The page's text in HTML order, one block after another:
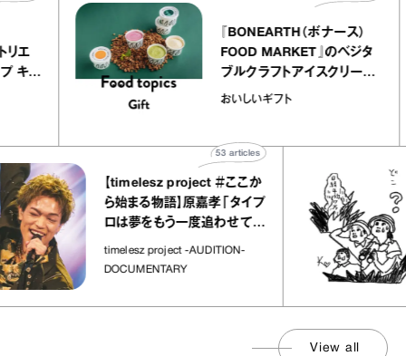
ー アトリエ
クレープ キャ
『BONEARTH（ボナース）
FOOD MARKET』のベジ
ブルクラフトアイスクリー
｜真野知子の「おいしい
おいしいギフト
【timelesz project ＃ここか
ら始まる物語】原嘉孝「タイプ
ロは夢をもう一度追わせてく
れた場所」
timelesz project -AUDITION-
DOCUMENTARY
articles
View all